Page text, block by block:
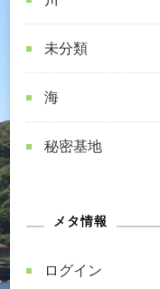
未分類
海
秘密基地
メタ情報
ログイン